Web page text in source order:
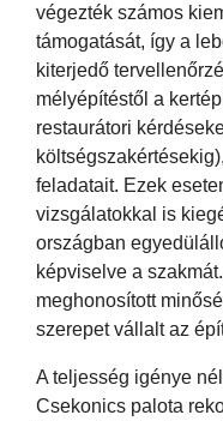
végezték számos
támogatását, így a
kiterjedő
mélyépítéstől a
restaurátori
feladatait. Ezek
vizsgálatokkal is
országban
képviselve a
meghonosított
szerepet vállalt az
A teljesség igénye
Csekonics palota